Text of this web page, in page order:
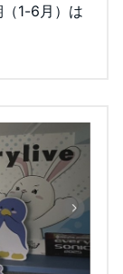
1-6月）は